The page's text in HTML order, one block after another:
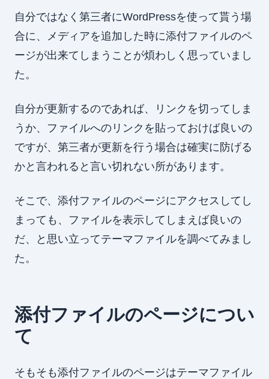
自分ではなく第三者にWordPressを使って貰う場
合に、メディアを追加した時に添付ファイルのペ
ージが出来てしまうことが煩わしく思っていまし
た。
自分が更新するのであれば、リンクを切ってしま
うか、ファイルへのリンクを貼っておけば良いの
ですが、第三者が更新を行う場合は確実に防げる
かと言われると言い切れない所があります。
そこで、添付ファイルのページにアクセスしてし
まっても、ファイルを表示してしまえば良いの
だ、と思い立ってテーマファイルを調べてみまし
た。
添付ファイルのページについ
て
そもそも添付ファイルのページはテーマファイル